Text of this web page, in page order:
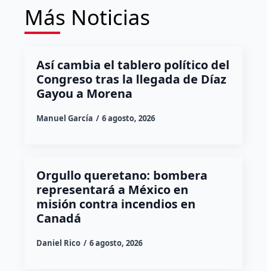
Más Noticias
Así cambia el tablero político del
Congreso tras la llegada de Díaz
Gayou a Morena
Manuel García 6 agosto, 2026
Orgullo queretano: bombera
representará a México en
misión contra incendios en
Canadá
Daniel Rico 6 agosto, 2026